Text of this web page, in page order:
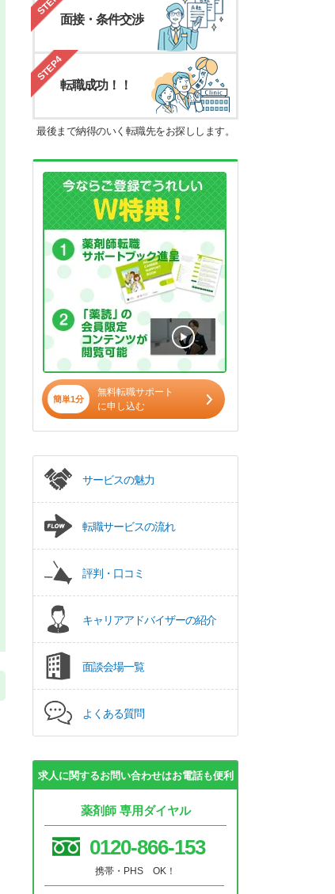
面接・条件交渉
STEP4
転職成功！！
最後まで納得のいく転職先をお探しします。
簡単1分
無料転職サポート
に申し込む
サービスの魅力
転職サービスの流れ
評判・口コミ
キャリアアドバイザーの紹介
面談会場一覧
よくある質問
求人に関するお問い合わせはお電話も便利
薬剤師 専用ダイヤル
0120-866-153
携帯・PHS OK！